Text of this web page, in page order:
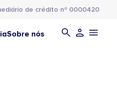
de crédito nº 0000420
Sobre nós